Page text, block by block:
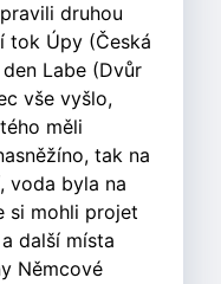
druhou
tok Úpy (Česká
Labe (Dvůr
vše vyšlo,
měli
tak na
voda byla na
si mohli projet
další místa
Němcové